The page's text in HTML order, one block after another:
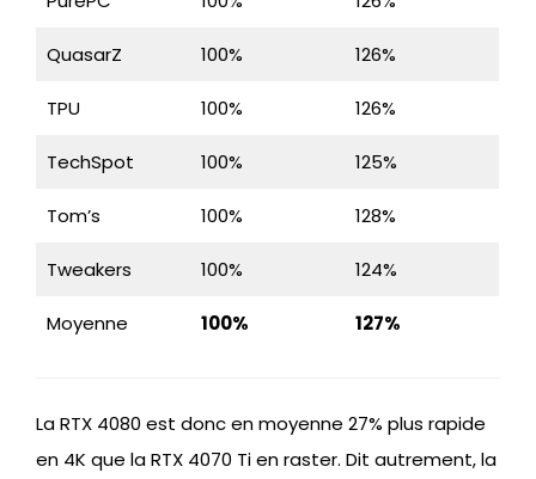
QuasarZ 100% 126%
TPU 100% 126%
TechSpot 100% 125%
Tom’s 100% 128%
Tweakers 100% 124%
Moyenne 100% 127%
La RTX 4080 est donc en moyenne 27% plus rapide
en 4K que la RTX 4070 Ti en raster. Dit autrement, la